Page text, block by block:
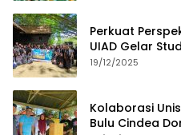
Perkuat
UIAD Gelar
19/12/2025
Kolaborasi
Bulu Cindea